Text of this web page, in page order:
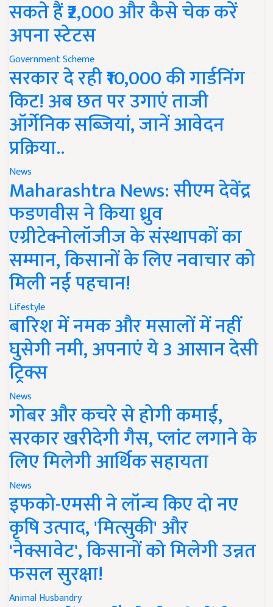
सकते हैं ₹2,000 और कैसे चेक करें
अपना स्टेटस
Government Scheme
सरकार दे रही ₹10,000 की गार्डनिंग
किट! अब छत पर उगाएं ताजी
ऑर्गेनिक सब्जियां, जानें आवेदन
प्रक्रिया..
News
Maharashtra News: सीएम देवेंद्र
फडणवीस ने किया ध्रुव
एग्रीटेक्नोलॉजीज के संस्थापकों का
सम्मान, किसानों के लिए नवाचार को
मिली नई पहचान!
Lifestyle
बारिश में नमक और मसालों में नहीं
घुसेगी नमी, अपनाएं ये 3 आसान देसी
ट्रिक्स
News
गोबर और कचरे से होगी कमाई,
सरकार खरीदेगी गैस, प्लांट लगाने के
लिए मिलेगी आर्थिक सहायता
News
इफको-एमसी ने लॉन्च किए दो नए
कृषि उत्पाद, 'मित्सुकी' और
'नेक्सावेट', किसानों को मिलेगी उन्नत
फसल सुरक्षा!
Animal Husbandry